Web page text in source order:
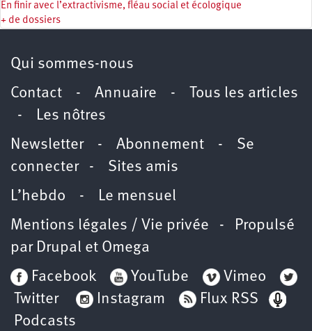
En finir avec l’extractivisme, fléau social et écologique
+ de dossiers
Qui sommes-nous
Contact - Annuaire -
Tous les articles
- Les nôtres
Newsletter- Abonnement - Se
connecter- Sites amis
L’hebdo - Le mensuel
Mentions légales / Vie privée - Propulsé
par Drupal et Omega
Facebook
YouTube
Vimeo
Twitter
Instagram
Flux RSS
Podcasts